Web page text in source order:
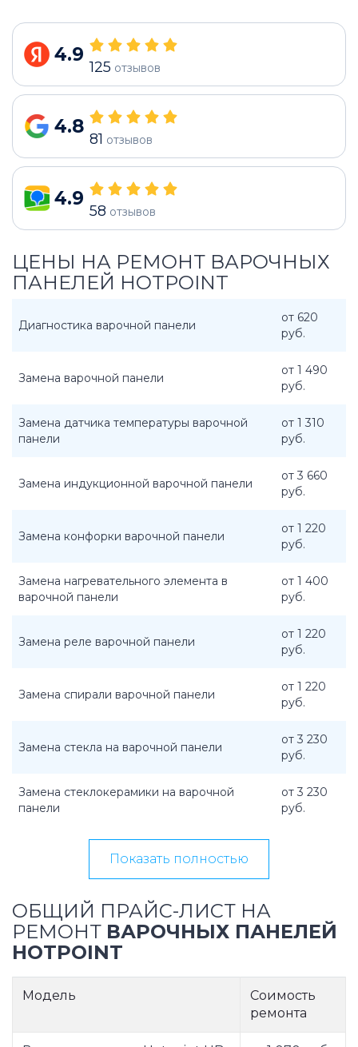
4.9
125 отзывов
4.8
81 отзывов
4.9
58 отзывов
ЦЕНЫ НА РЕМОНТ ВАРОЧНЫХ
ПАНЕЛЕЙ HOTPOINT
Диагностика варочной панели
от 620
руб.
Замена варочной панели
от 1 490
руб.
Замена датчика температуры варочной
панели
от 1 310
руб.
Замена индукционной варочной панели
от 3 660
руб.
Замена конфорки варочной панели
от 1 220
руб.
Замена нагревательного элемента в
варочной панели
от 1 400
руб.
Замена реле варочной панели
от 1 220
руб.
Замена спирали варочной панели
от 1 220
руб.
Замена стекла на варочной панели
от 3 230
руб.
Замена стеклокерамики на варочной
панели
от 3 230
руб.
Показать полностью
ОБЩИЙ ПРАЙС-ЛИСТ НА
РЕМОНТ ВАРОЧНЫХ ПАНЕЛЕЙ
HOTPOINT
Модель
Соимость
ремонта